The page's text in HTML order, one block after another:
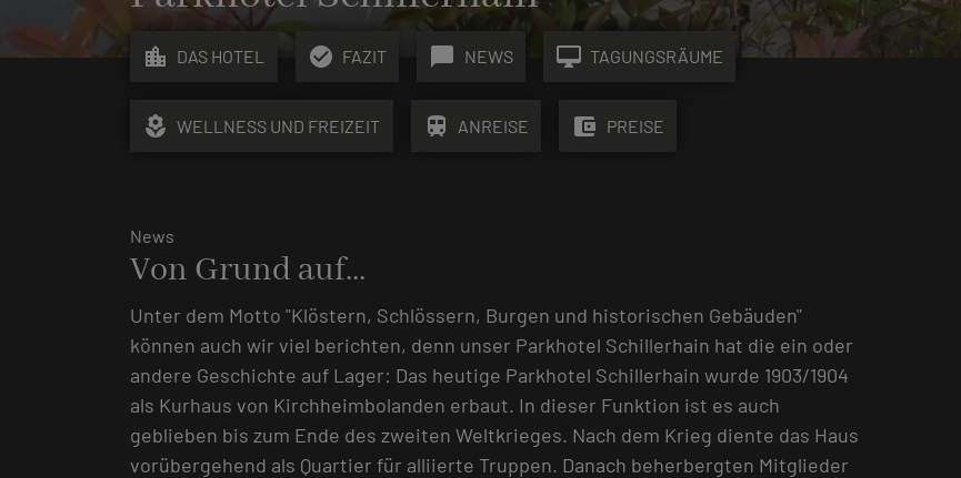
location_city DAS HOTEL check_circle FAZIT chat_bubble NEWS desktop_mac TAGUNGSRÄUME
local_florist WELLNESS UND FREIZEIT train ANREISE account_balance_wallet PREISE
News
Von Grund auf...
Unter dem Motto "Klöstern, Schlössern, Burgen und historischen Gebäuden"
können auch wir viel berichten, denn unser Parkhotel Schillerhain hat die ein oder
andere Geschichte auf Lager: Das heutige Parkhotel Schillerhain wurde 1903/1904
als Kurhaus von Kirchheimbolanden erbaut. In dieser Funktion ist es auch
geblieben bis zum Ende des zweiten Weltkrieges. Nach dem Krieg diente das Haus
vorübergehend als Quartier für alliierte Truppen. Danach beherbergten Mitglieder